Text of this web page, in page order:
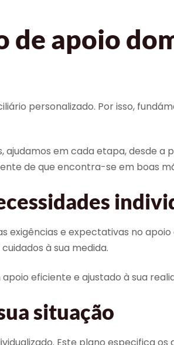
de apoio
personalizado. Por isso,
ajudamos em cada etapa, desde
de que encontra-se em boas
e expectativas no apoio
à sua medida.
eficiente e ajustado à sua
situação